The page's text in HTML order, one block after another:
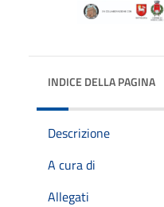
INDICE DELLA PAGINA
Descrizione
A cura di
Allegati